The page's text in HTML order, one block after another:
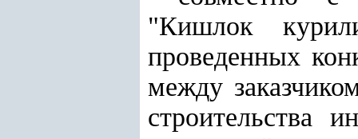
"Кишлок
проведенных
между
строительства